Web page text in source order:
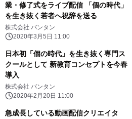
業・修了式をライブ配信 「個の時代」
を生き抜く若者へ祝辞を送る
株式会社 バンタン
2020年3月5日 11:00
日本初「個の時代」を生き抜く専門ス
クールとして 新教育コンセプトを今春
導入
株式会社 バンタン
2020年2月20日 11:00
急成長している動画配信クリエイタ